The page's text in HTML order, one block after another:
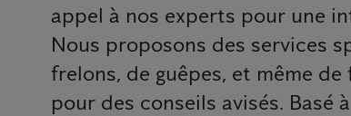
appel à nos experts pour une
Nous proposons des services
frelons, de guêpes, et même
pour des conseils avisés. Basé